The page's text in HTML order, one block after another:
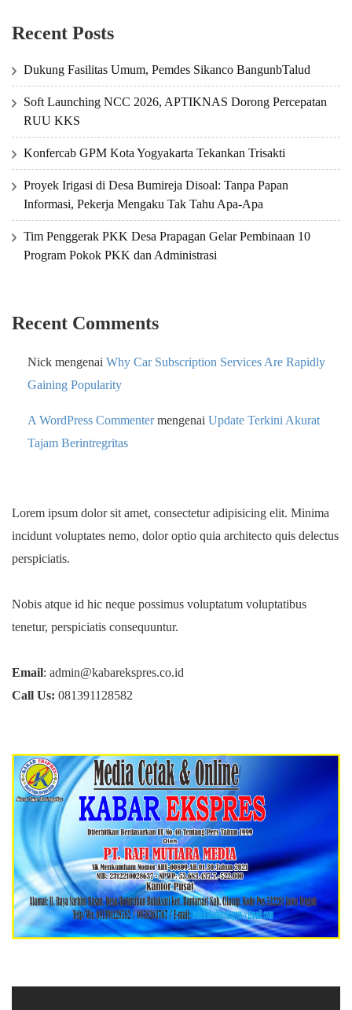
Recent Posts
Dukung Fasilitas Umum, Pemdes Sikanco BangunbTalud
Soft Launching NCC 2026, APTIKNAS Dorong Percepatan
RUU KKS
Konfercab GPM Kota Yogyakarta Tekankan Trisakti
Proyek Irigasi di Desa Bumireja Disoal: Tanpa Papan
Informasi, Pekerja Mengaku Tak Tahu Apa-Apa
Tim Penggerak PKK Desa Prapagan Gelar Pembinaan 10
Program Pokok PKK dan Administrasi
Recent Comments
Nick mengenai Why Car Subscription Services Are Rapidly
Gaining Popularity
A WordPress Commentermengenai Update Terkini Akurat
Tajam Berintregritas
Lorem ipsum dolor sit amet, consectetur adipisicing elit. Minima
incidunt voluptates nemo, dolor optio quia architecto quis delectus
perspiciatis.
Nobis atque id hic neque possimus voluptatum voluptatibus
tenetur, perspiciatis consequuntur.
Email: admin@kabarekspres.co.id
Call Us: 081391128582